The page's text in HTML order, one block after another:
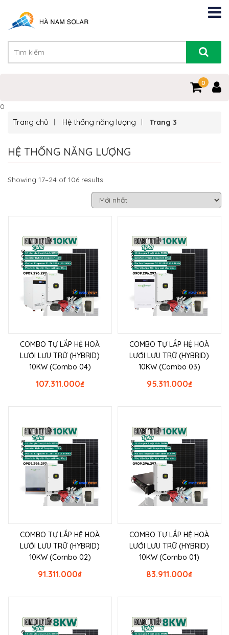
0
0
Trang chủ Hệ thống năng lượng Trang 3
HỆ THỐNG NĂNG LƯỢNG
Showing 17–24 of 106 results
COMBO TỰ LẮP HỆ HOÀ
LƯỚI LƯU TRỮ (HYBRID)
10KW (Combo 04)
₫
107.311.000
COMBO TỰ LẮP HỆ HOÀ
LƯỚI LƯU TRỮ (HYBRID)
10KW (Combo 03)
₫
95.311.000
COMBO TỰ LẮP HỆ HOÀ
LƯỚI LƯU TRỮ (HYBRID)
10KW (Combo 02)
₫
91.311.000
COMBO TỰ LẮP HỆ HOÀ
LƯỚI LƯU TRỮ (HYBRID)
10KW (Combo 01)
₫
83.911.000